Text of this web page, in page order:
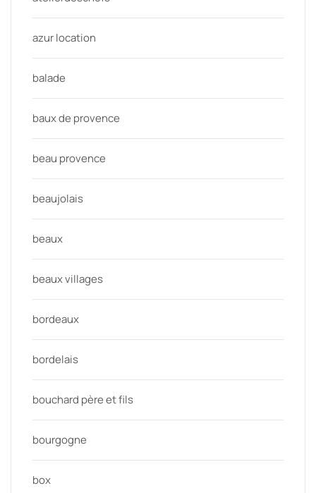
azur location
balade
baux de provence
beau provence
beaujolais
beaux
beaux villages
bordeaux
bordelais
bouchard père et fils
bourgogne
box